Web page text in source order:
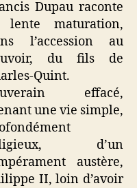
Dupau raconte
maturation,
l’accession au
du fils de
Quint.
effacé,
une vie simple,
d’un
austère,
II, loin d’avoir